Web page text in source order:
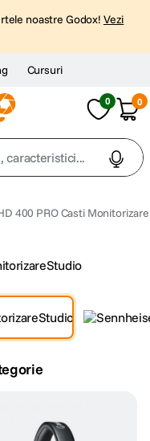
noastre Godox! Vezi
Cursuri
0 0
400 PRO Casti